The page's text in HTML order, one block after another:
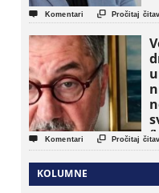
 Komentari  Pročitaj
 Komentari  Pročitaj
KOLUMNE